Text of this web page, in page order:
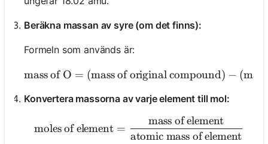
Beräkna massan av syre (om det finns):
Formeln som används är:
\text{mass of
mass of O = (mass of original compound) − (
Konvertera massorna av varje element till mol:
\text{moles of element}
moles of element =
atomic mass of element
mass of element